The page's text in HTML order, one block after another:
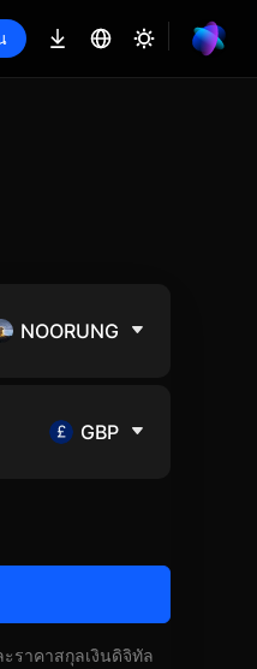
NOORUNG
GBP
ราคาสกุลเงินดิจิทัล